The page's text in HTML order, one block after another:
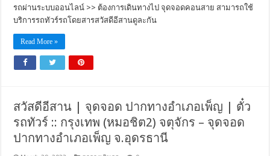
รถผ่านระบบออนไลน์ >> ต้องการเดินทางไป จุดจอดคอนสาย สามารถใช้
บริการรถทัวร์รถโดยสารสวัสดีอีสานดูละกัน
Read More »
สวัสดีอีสาน | จุดจอด ปากทางอำเภอเพ็ญ | ตั๋ว
รถทัวร์ :: กรุงเทพ (หมอชิต2) จตุจักร – จุดจอด
ปากทางอำเภอเพ็ญ จ.อุดรธานี